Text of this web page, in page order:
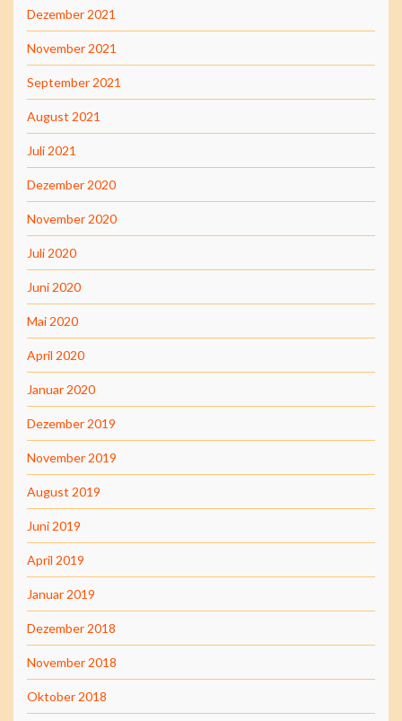
Dezember 2021
November 2021
September 2021
August 2021
Juli 2021
Dezember 2020
November 2020
Juli 2020
Juni 2020
Mai 2020
April 2020
Januar 2020
Dezember 2019
November 2019
August 2019
Juni 2019
April 2019
Januar 2019
Dezember 2018
November 2018
Oktober 2018